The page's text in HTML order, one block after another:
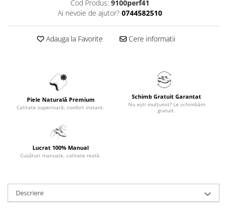
Cod Produs: 9100perf41
Ai nevoie de ajutor? 0744582510
Adauga la Favorite Cere informatii
Piele Naturală Premium
Calitate superioară, confort instant.
Schimb Gratuit Garantat
Nu ești mulțumit? Le schimbăm
gratuit.
Lucrat 100% Manual
Cusături manuale, calitate reală.
Descriere